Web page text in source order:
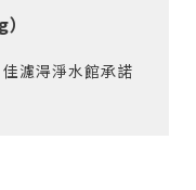
濾淂淨水館承諾